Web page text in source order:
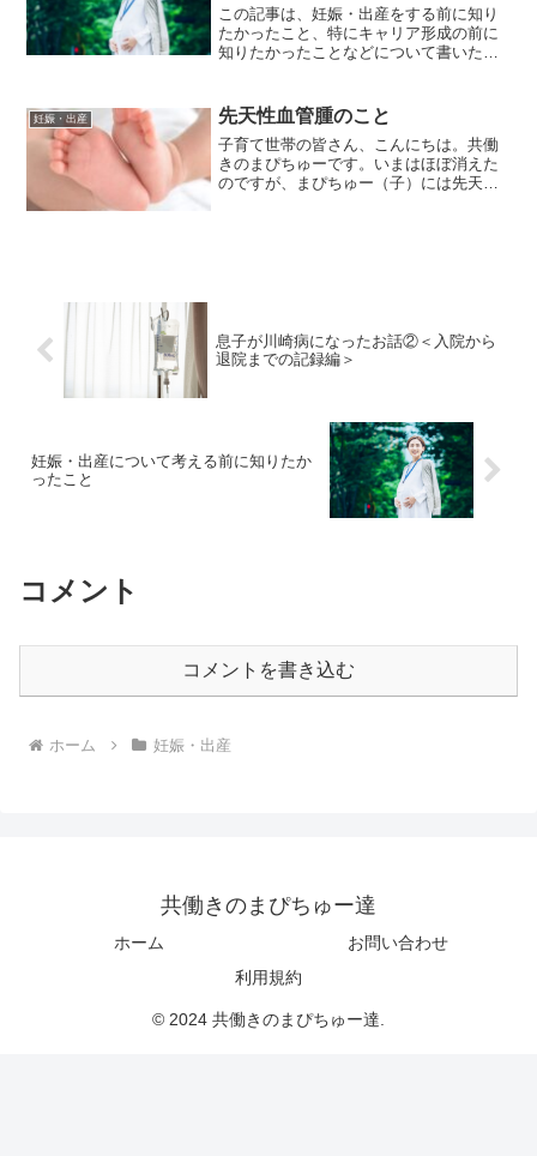
この記事は、妊娠・出産をする前に知り
たかったこと、特にキャリア形成の前に
知りたかったことなどについて書いたも
妊娠・出産 先天性血管腫のこと
子育て世帯の皆さん、こんにちは。共働
きのまぴちゅーです。いまはほぼ消えた
のですが、まぴちゅー（子）には先天性
息子が川崎病になったお話②＜入院から
退院までの記録編＞
妊娠・出産について考える前に知りたか
ったこと
コメント
コメントを書き込む
ホーム 妊娠・出産
共働きのまぴちゅー達
ホーム
お問い合わせ
利用規約
© 2024 共働きのまぴちゅー達.